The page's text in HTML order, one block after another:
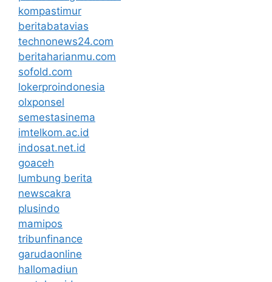
kompastimur
beritabatavias
technonews24.com
beritaharianmu.com
sofold.com
lokerproindonesia
olxponsel
semestasinema
imtelkom.ac.id
indosat.net.id
goaceh
lumbung berita
newscakra
plusindo
mamipos
tribunfinance
garudaonline
hallomadiun